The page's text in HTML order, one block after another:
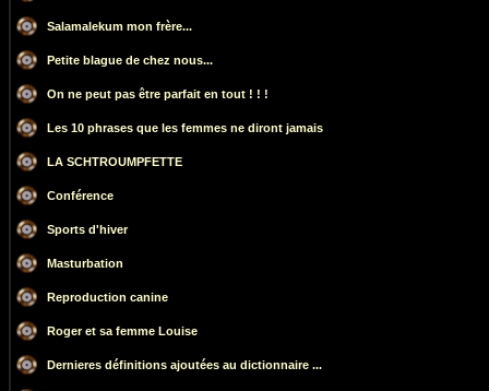
Salamalekum mon frère...
Petite blague de chez nous...
On ne peut pas être parfait en tout ! ! !
Les 10 phrases que les femmes ne diront jamais
LA SCHTROUMPFETTE
Conférence
Sports d'hiver
Masturbation
Reproduction canine
Roger et sa femme Louise
Dernieres définitions ajoutées au dictionnaire ...